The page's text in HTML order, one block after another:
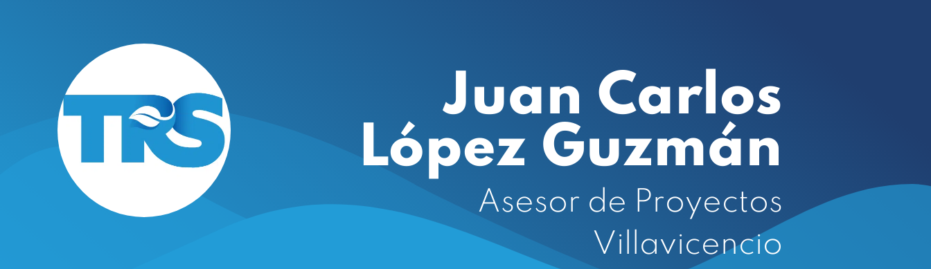
Juan Carlos
López Guzmán
Asesor de Proyectos
Villavicencio